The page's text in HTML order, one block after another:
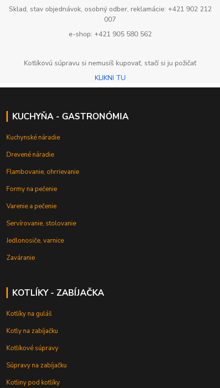
Sklad, stav objednávok, osobný odber, reklamácie: +421 902 212
007
e-shop: +421 905 580 562
Kotlíkovú súpravu si nemusíš kupovať, stačí si ju požičať
KLIKNI TU
KUCHYŇA - GASTRONÓMIA
Kuchynské náradie
Drevené náradie
Flambovanie, ohrrievanie
Formy na pečenie
Varenie a pečenie
Servírovanie, stolovanie
Jedlonosiče, varnice
Zaváranie
KOTLÍKY - ZABÍJAČKA
Kotlíky na guláš
Kotly na zabíjačku
Kotlíkové súpravy
Súpravy na zabíjačku
Kotliny pod kotlíky